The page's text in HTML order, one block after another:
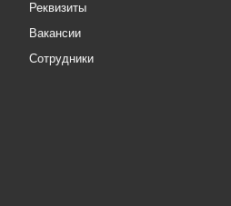
Реквизиты
Вакансии
Сотрудники